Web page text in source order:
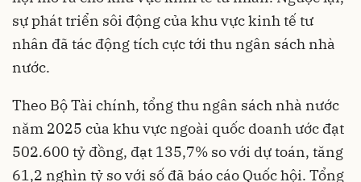
sự phát triển sôi động của khu vực kinh tế tư
nhân đã tác động tích cực tới thu ngân sách nhà
nước.
Theo Bộ Tài chính, tổng thu ngân sách nhà nước
năm 2025 của khu vực ngoài quốc doanh ước đạt
502.600 tỷ đồng, đạt 135,7% so với dự toán, tăng
61,2 nghìn tỷ so với số đã báo cáo Quốc hội. Tổng